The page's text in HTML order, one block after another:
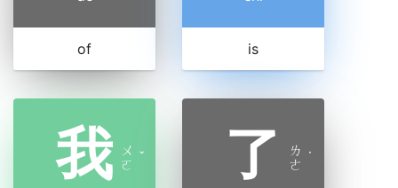
of is
我 ㄨ
ㄛ ˇ 了
ㄌ
ㄜ ˙